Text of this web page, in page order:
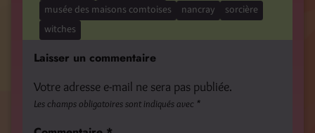
musée des maisons comtoises
nancray
sorcière
witches
Laisser un commentaire
Votre adresse e-mail ne sera pas publiée.
Les champs obligatoires sont indiqués avec *